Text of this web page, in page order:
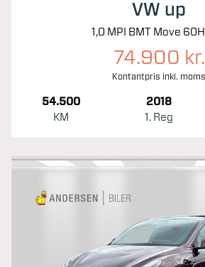
VW up
1,0 MPI BMT Move
74.900 kr.
Kontantpris inkl. moms
54.500
KM
2018
1. Reg